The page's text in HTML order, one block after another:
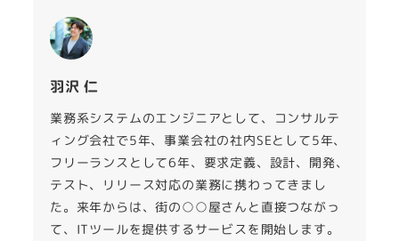
羽沢 仁
業務系システムのエンジニアとして、コンサルテ
ィング会社で5年、事業会社の社内SEとして5年、
フリーランスとして6年、要求定義、設計、開発、
テスト、リリース対応の業務に携わってきまし
た。来年からは、街の○○屋さんと直接つながっ
て、ITツールを提供するサービスを開始します。